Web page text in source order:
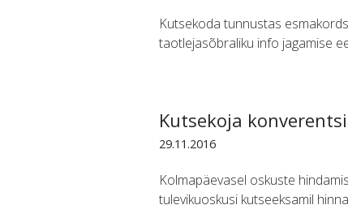
Kutsekoda tunnustas
taotlejasõbraliku info jagamise
Kutsekoja
29.11.2016
Kolmapäevasel oskuste
tulevikuoskusi kutseeksamil